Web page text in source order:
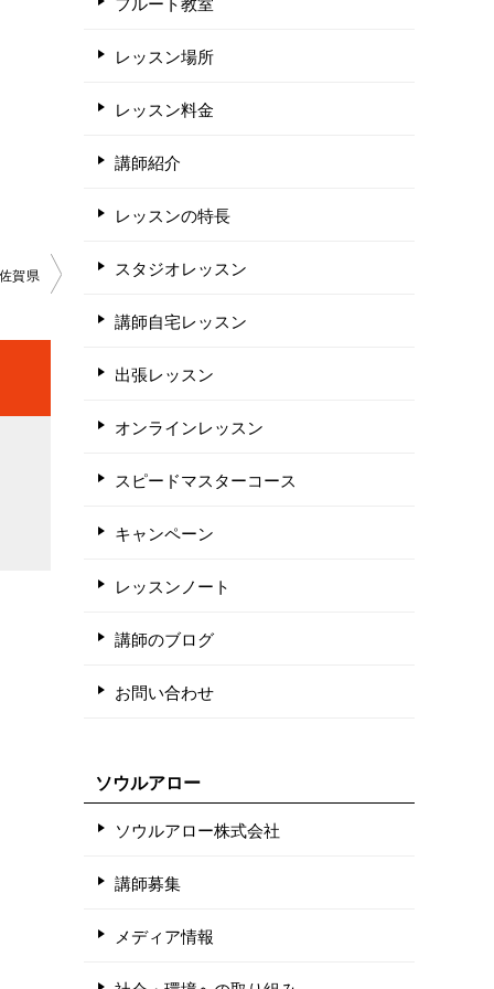
賀県
レッスン場所
レッスン料金
講師紹介
レッスンの特長
スタジオレッスン
講師自宅レッスン
出張レッスン
オンラインレッスン
スピードマスターコース
キャンペーン
レッスンノート
講師のブログ
お問い合わせ
ソウルアロー
ソウルアロー株式会社
講師募集
メディア情報